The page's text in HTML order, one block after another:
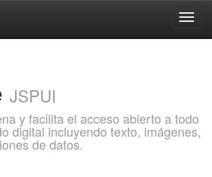
JSPUI
y facilita el acceso abierto a todo
digital incluyendo texto, imágenes,
de datos.